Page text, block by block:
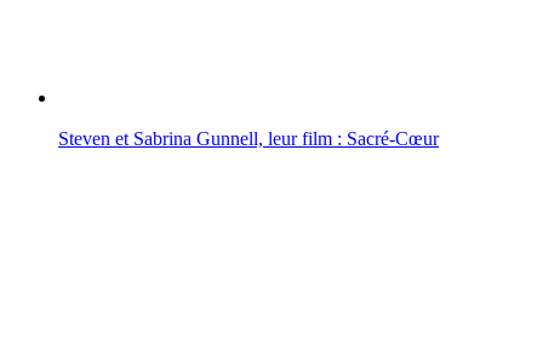
Steven et Sabrina Gunnell, leur film : Sacré-Cœur